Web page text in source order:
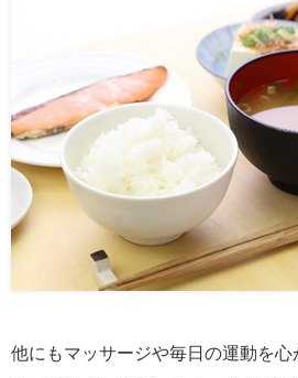
他にもマッサージや毎日の運動を